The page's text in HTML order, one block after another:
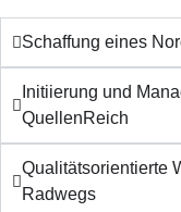
Schaffung eines
Initiierung und
QuellenReich
Qualitätsorientierte
Radwegs